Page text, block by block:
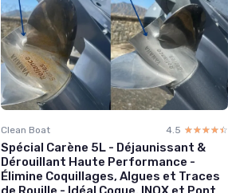
Clean Boat 4.5 ☆☆☆☆☆
★★★★★
Spécial Carène 5L - Déjaunissant &
Dérouillant Haute Performance -
Élimine Coquillages, Algues et Traces